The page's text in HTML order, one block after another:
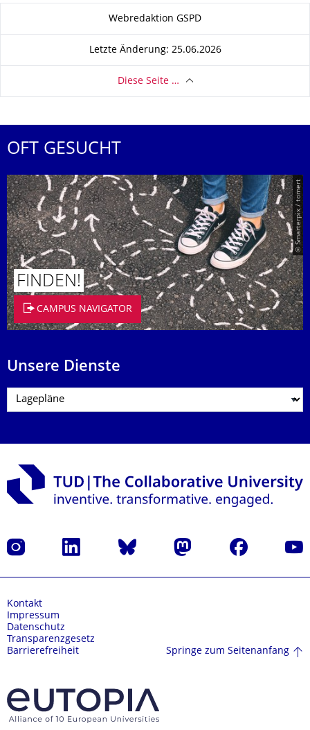
Zu dieser SeiteWebredaktion GSPD
Letzte Änderung: 25.06.2026
Diese Seite …
OFT GESUCHT
© Smarterpix / tomert
FINDEN!
CAMPUS NAVIGATOR
Unsere Dienste
Instagram LinkedIn Bluesky Mastodon Facebook
Kontakt
Impressum
Datenschutz
Transparenzgesetz
Barrierefreiheit
Springe zum Seitenanfang